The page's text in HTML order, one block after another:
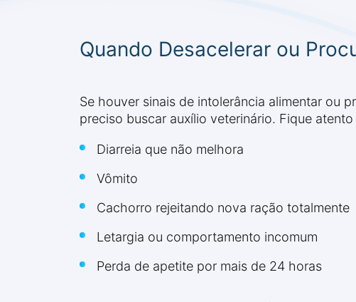
Quando Desacelerar ou
Se houver sinais de intolerância alimentar ou
preciso buscar auxílio veterinário. Fique atento
Diarreia que não melhora
Vômito
Cachorro rejeitando nova ração totalmente
Letargia ou comportamento incomum
Perda de apetite por mais de 24 horas